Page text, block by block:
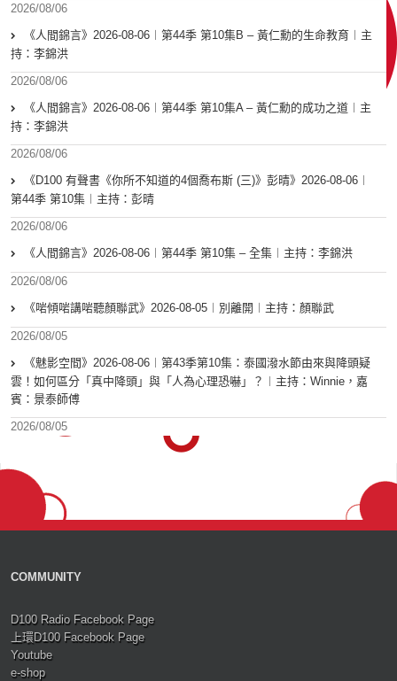
2026/08/06
《人間錦言》2026-08-06︱第44季 第10集B – 黃仁勳的生命教育︱主
持：李錦洪
2026/08/06
《人間錦言》2026-08-06︱第44季 第10集A – 黃仁勳的成功之道︱主
持：李錦洪
2026/08/06
《D100 有聲書《你所不知道的4個喬布斯 (三)》彭晴》2026-08-06︱
第44季 第10集︱主持：彭晴
2026/08/06
《人間錦言》2026-08-06︱第44季 第10集 – 全集︱主持：李錦洪
2026/08/06
《啱傾啱講啱聽顏聯武》2026-08-05︱別離開︱主持：顏聯武
2026/08/05
《魅影空間》2026-08-06︱第43季第10集：泰國潑水節由來與降頭疑
雲！如何區分「真中降頭」與「人為心理恐嚇」？︱主持：Winnie，嘉
賓：景泰師傅
2026/08/05
COMMUNITY
D100 Radio Facebook Page
上環D100 Facebook Page
Youtube
e-shop